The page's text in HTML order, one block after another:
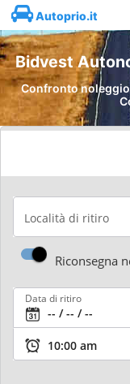
Autoprio.it
Bidvest
Confronto
Località di ritiro
Riconsegna
Data di ritiro